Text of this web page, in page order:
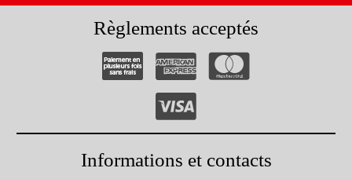
Règlements acceptés
Informations et contacts